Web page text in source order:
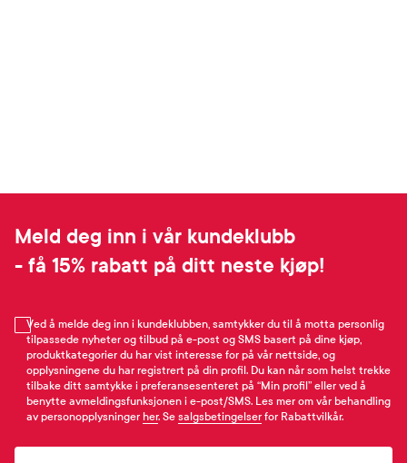
Meld deg inn i vår kundeklubb
- få 15% rabatt på ditt neste kjøp!
Ved å melde deg inn i kundeklubben, samtykker du til å motta personlig
tilpassede nyheter og tilbud på e-post og SMS basert på dine kjøp,
produktkategorier du har vist interesse for på vår nettside, og
opplysningene du har registrert på din profil. Du kan når som helst trekke
tilbake ditt samtykke i preferansesenteret på “Min profil” eller ved å
benytte avmeldingsfunksjonen i e-post/SMS. Les mer om vår behandling
av personopplysninger her. Se salgsbetingelser for Rabattvilkår.